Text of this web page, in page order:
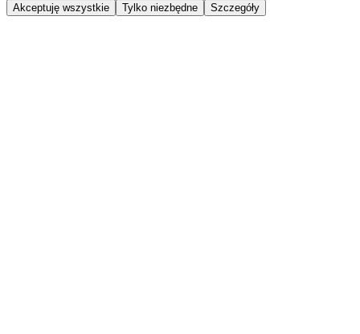
Akceptuję wszystkie Tylko niezbędne Szczegóły